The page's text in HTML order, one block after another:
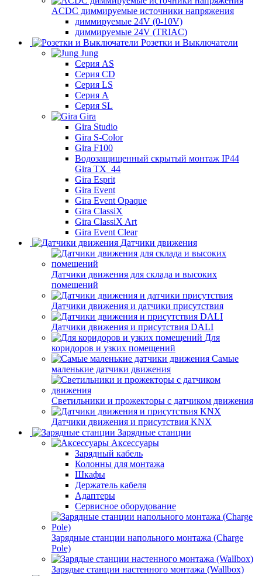
ACDC диммируемые источники напряжения
диммируемые 24V (0-10V)
диммируемые 24V (TRIAC)
Розетки и Выключатели
Jung
Серия AS
Серия CD
Серия LS
Серия A
Серия SL
Gira
Gira Studio
Gira S-Color
Gira F100
Водозащищенный скрытый монтаж IP44
Gira TX_44
Gira Esprit
Gira Event
Gira Event Opaque
Gira ClassiX
Gira ClassiX Art
Gira Event Clear
Датчики движения
Датчики движения для склада и высоких
помещений
Датчики движения и датчики присутствия
Датчики движения и присутствия DALI
Для
коридоров и узких помещений
Самые
маленькие датчики движения
Светильники и прожекторы с датчиком движения
Датчики движения и присутствия KNX
Зарядные станции
Аксессуары
Зарядный кабель
Колонны для монтажа
Шкафы
Держатель кабеля
Адаптеры
Сервисное оборудование
Зарядные станции напольного монтажа (Charge
Pole)
Зарядые станции настенного монтажа (Wallbox)